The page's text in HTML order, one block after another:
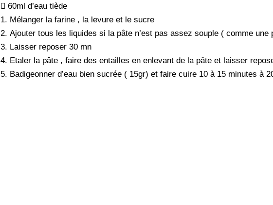
 60ml d’eau tiède
1. Mélanger la farine , la levure et le sucre
2. Ajouter tous les liquides si la pâte n’est pas assez souple ( comme une
3. Laisser reposer 30 mn
4. Etaler la pâte , faire des entailles en enlevant de la pâte et laisser
5. Badigeonner d’eau bien sucrée ( 15gr) et faire cuire 10 à 15 minutes à